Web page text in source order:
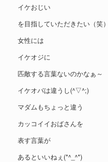
イケおじい
を目指していただきたい（笑）
女性には
イケオジに
匹敵する言葉ないのかなぁ～
イケオバは違うし(^▽^;)
マダムもちょっと違う
カッコイイおばさんを
表す言葉が
あるといいねぇ(*^_^*)